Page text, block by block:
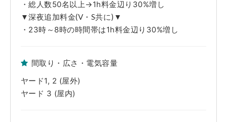
変地異、火災、盗難および近隣工事等の騒音等で使用者側に生じた人・
物・時間・金銭的な損害につきましては一切の責任を負えませんので予め
ご了承下さい。
・総人数50名以上→1h料金辺り30%増し
▼深夜追加料金(V・S共に)▼
・23時～8時の時間帯は1h料金辺り30%増し
間取り・広さ・電気容量
ヤード1, 2 (屋外)
ヤード 3 (屋内)